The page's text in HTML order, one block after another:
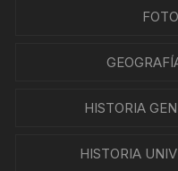
HISTORIA
HISTORIA